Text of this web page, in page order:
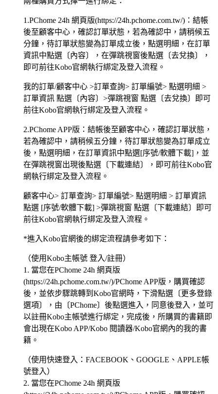
1.PChome 24h 網頁版(https://24h.pchome.com.tw/)：結帳
後至顧客中心，確認訂單狀態，若為確認中，請稍候五
分鐘，待訂單狀態變為訂單成立後，點選明細，在訂單
資訊中點選〔內容〕，在彈跳視窗後點選〔去兌換〕，
即可前往Kobo官網執行綁定及登入流程。
我的訂單/顧客中心 >訂單查詢> 訂單編號> 點選明細 >
訂單資訊 點選〔內容〕>彈跳視窗 點選〔去兌換〕即可
前往Kobo官網執行綁定及登入流程。
2.PChome APP版：結帳後至顧客中心，確認訂單狀態，
若為確認中，請稍候五分鐘，待訂單狀態變為訂單成立
後，點選明細，在訂單資訊中點選[序號/軟體下載]，並
在彈跳視窗出現後點選〔下載連結〕，即可前往Kobo官
網執行綁定及登入流程。
顧客中心> 訂單查詢> 訂單編號> 點選明細 > 訂單資訊
點選 [序號/軟體下載] >彈跳視窗 點選〔下載連結〕即可
前往Kobo官網執行綁定及登入流程。
*進入Kobo官網後的綁定流程請參考如下：
（使用Kobo主帳號 登入/註冊）
1. 當您在PChome 24h 網頁版
(https://24h.pchome.com.tw/)/PChome APP版，購買確認
後，並依步驟跳轉到Kobo官網時，下滑點選〔更多登錄
選項〕，由〔PChome〕後點選進入，同意後登入，並可
以註冊Kobo主帳號進行綁定，完成後，所購買的書籍即
會出現在Kobo APP/Kobo 閱讀器/Kobo官網內的我的書
籍。
（使用快速登入：FACEBOOK、GOOGLE、APPLE帳
號登入）
2. 當您在PChome 24h 網頁版